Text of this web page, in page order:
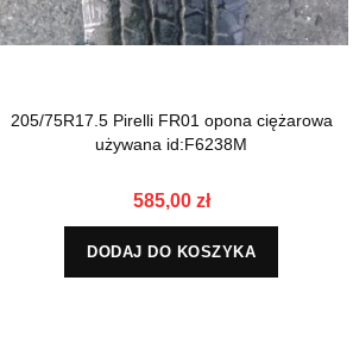
205/75R17.5 Pirelli FR01 opona ciężarowa
używana id:F6238M
585,00 zł
DODAJ DO KOSZYKA